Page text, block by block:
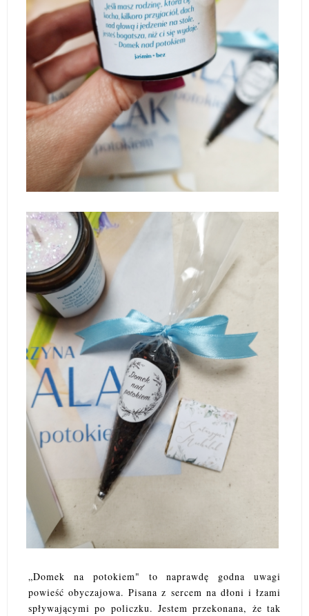
„Domek na potokiem" to naprawdę godna uwagi
powieść obyczajowa. Pisana z sercem na dłoni i łzami
spływającymi po policzku. Jestem przekonana, że tak